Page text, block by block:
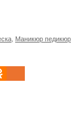
Маникюр педикюр